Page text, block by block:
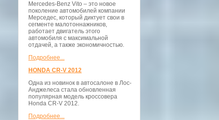
Mercedes-Benz Vito – это новое
поколение автомобилей компании
Мерседес, который диктует свои в
сегменте малотоннажников,
работает двигатель этого
автомобиля с максимальной
отдачей, а также экономичностью.
Подробнее...
HONDA CR-V 2012
Одна из новинок в автосалоне в Лос-
Анджелеса стала обновленная
популярная модель кроссовера
Honda CR-V 2012.
Подробнее...